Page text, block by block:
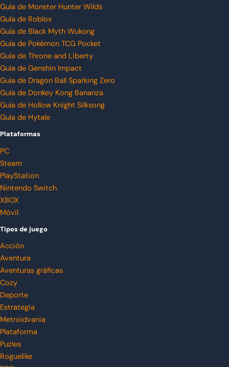
Guía de Monster Hunter Wilds
Guía de Roblox
Guía de Black Myth Wukong
Guía de Pokémon TCG Pocket
Guía de Throne and Liberty
Guía de Genshin Impact
Guía de Dragon Ball Sparking Zero
Guía de Donkey Kong Bananza
Guía de Hollow Knight Silksong
Guía de Hytale
Plataformas
PC
Steam
PlayStation
Nintendo Switch
XBOX
Móvil
Tipos de juego
Acción
Aventura
Aventuras gráficas
Cozy
Deporte
Estrategia
Metroidvania
Plataforma
Puzles
Roguelike